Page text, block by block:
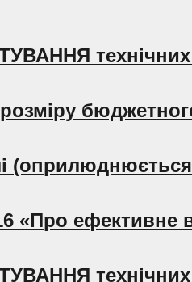
технічних
«Про ефективне
технічних